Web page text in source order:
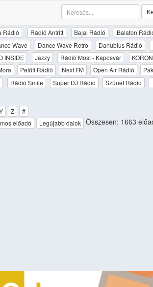
Rádió Rádió Antritt Bajai Rádió Balaton
Wave Dance Wave Retro Danubius Rádió
INSIDE Jazzy Rádió Most - Kaposvár
Petőfi Rádió Next FM Open Air Rádió
Rádió Smile Super DJ Rádió Szünet Rádió
Z
#
előadó Legújabb dalok Összesen: 1663